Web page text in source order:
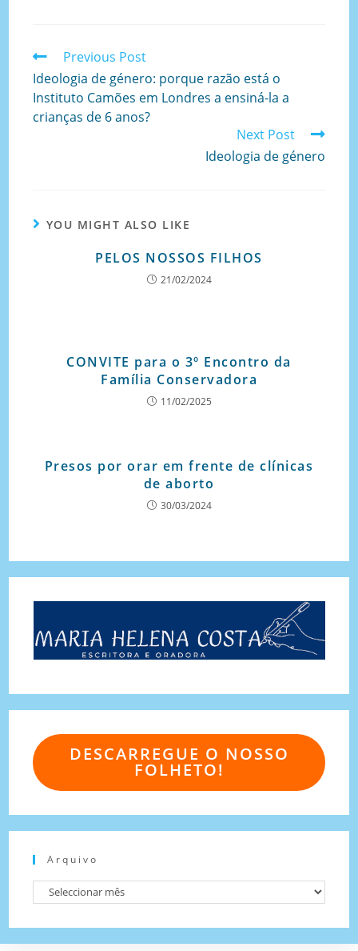
Previous Post
Ideologia de género: porque razão está o
Instituto Camões em Londres a ensiná-la a
crianças de 6 anos?
Next Post
Ideologia de género
YOU MIGHT ALSO LIKE
PELOS NOSSOS FILHOS
21/02/2024
CONVITE para o 3º Encontro da
Família Conservadora
11/02/2025
Presos por orar em frente de clínicas
de aborto
30/03/2024
DESCARREGUE O NOSSO
FOLHETO!
Arquivo